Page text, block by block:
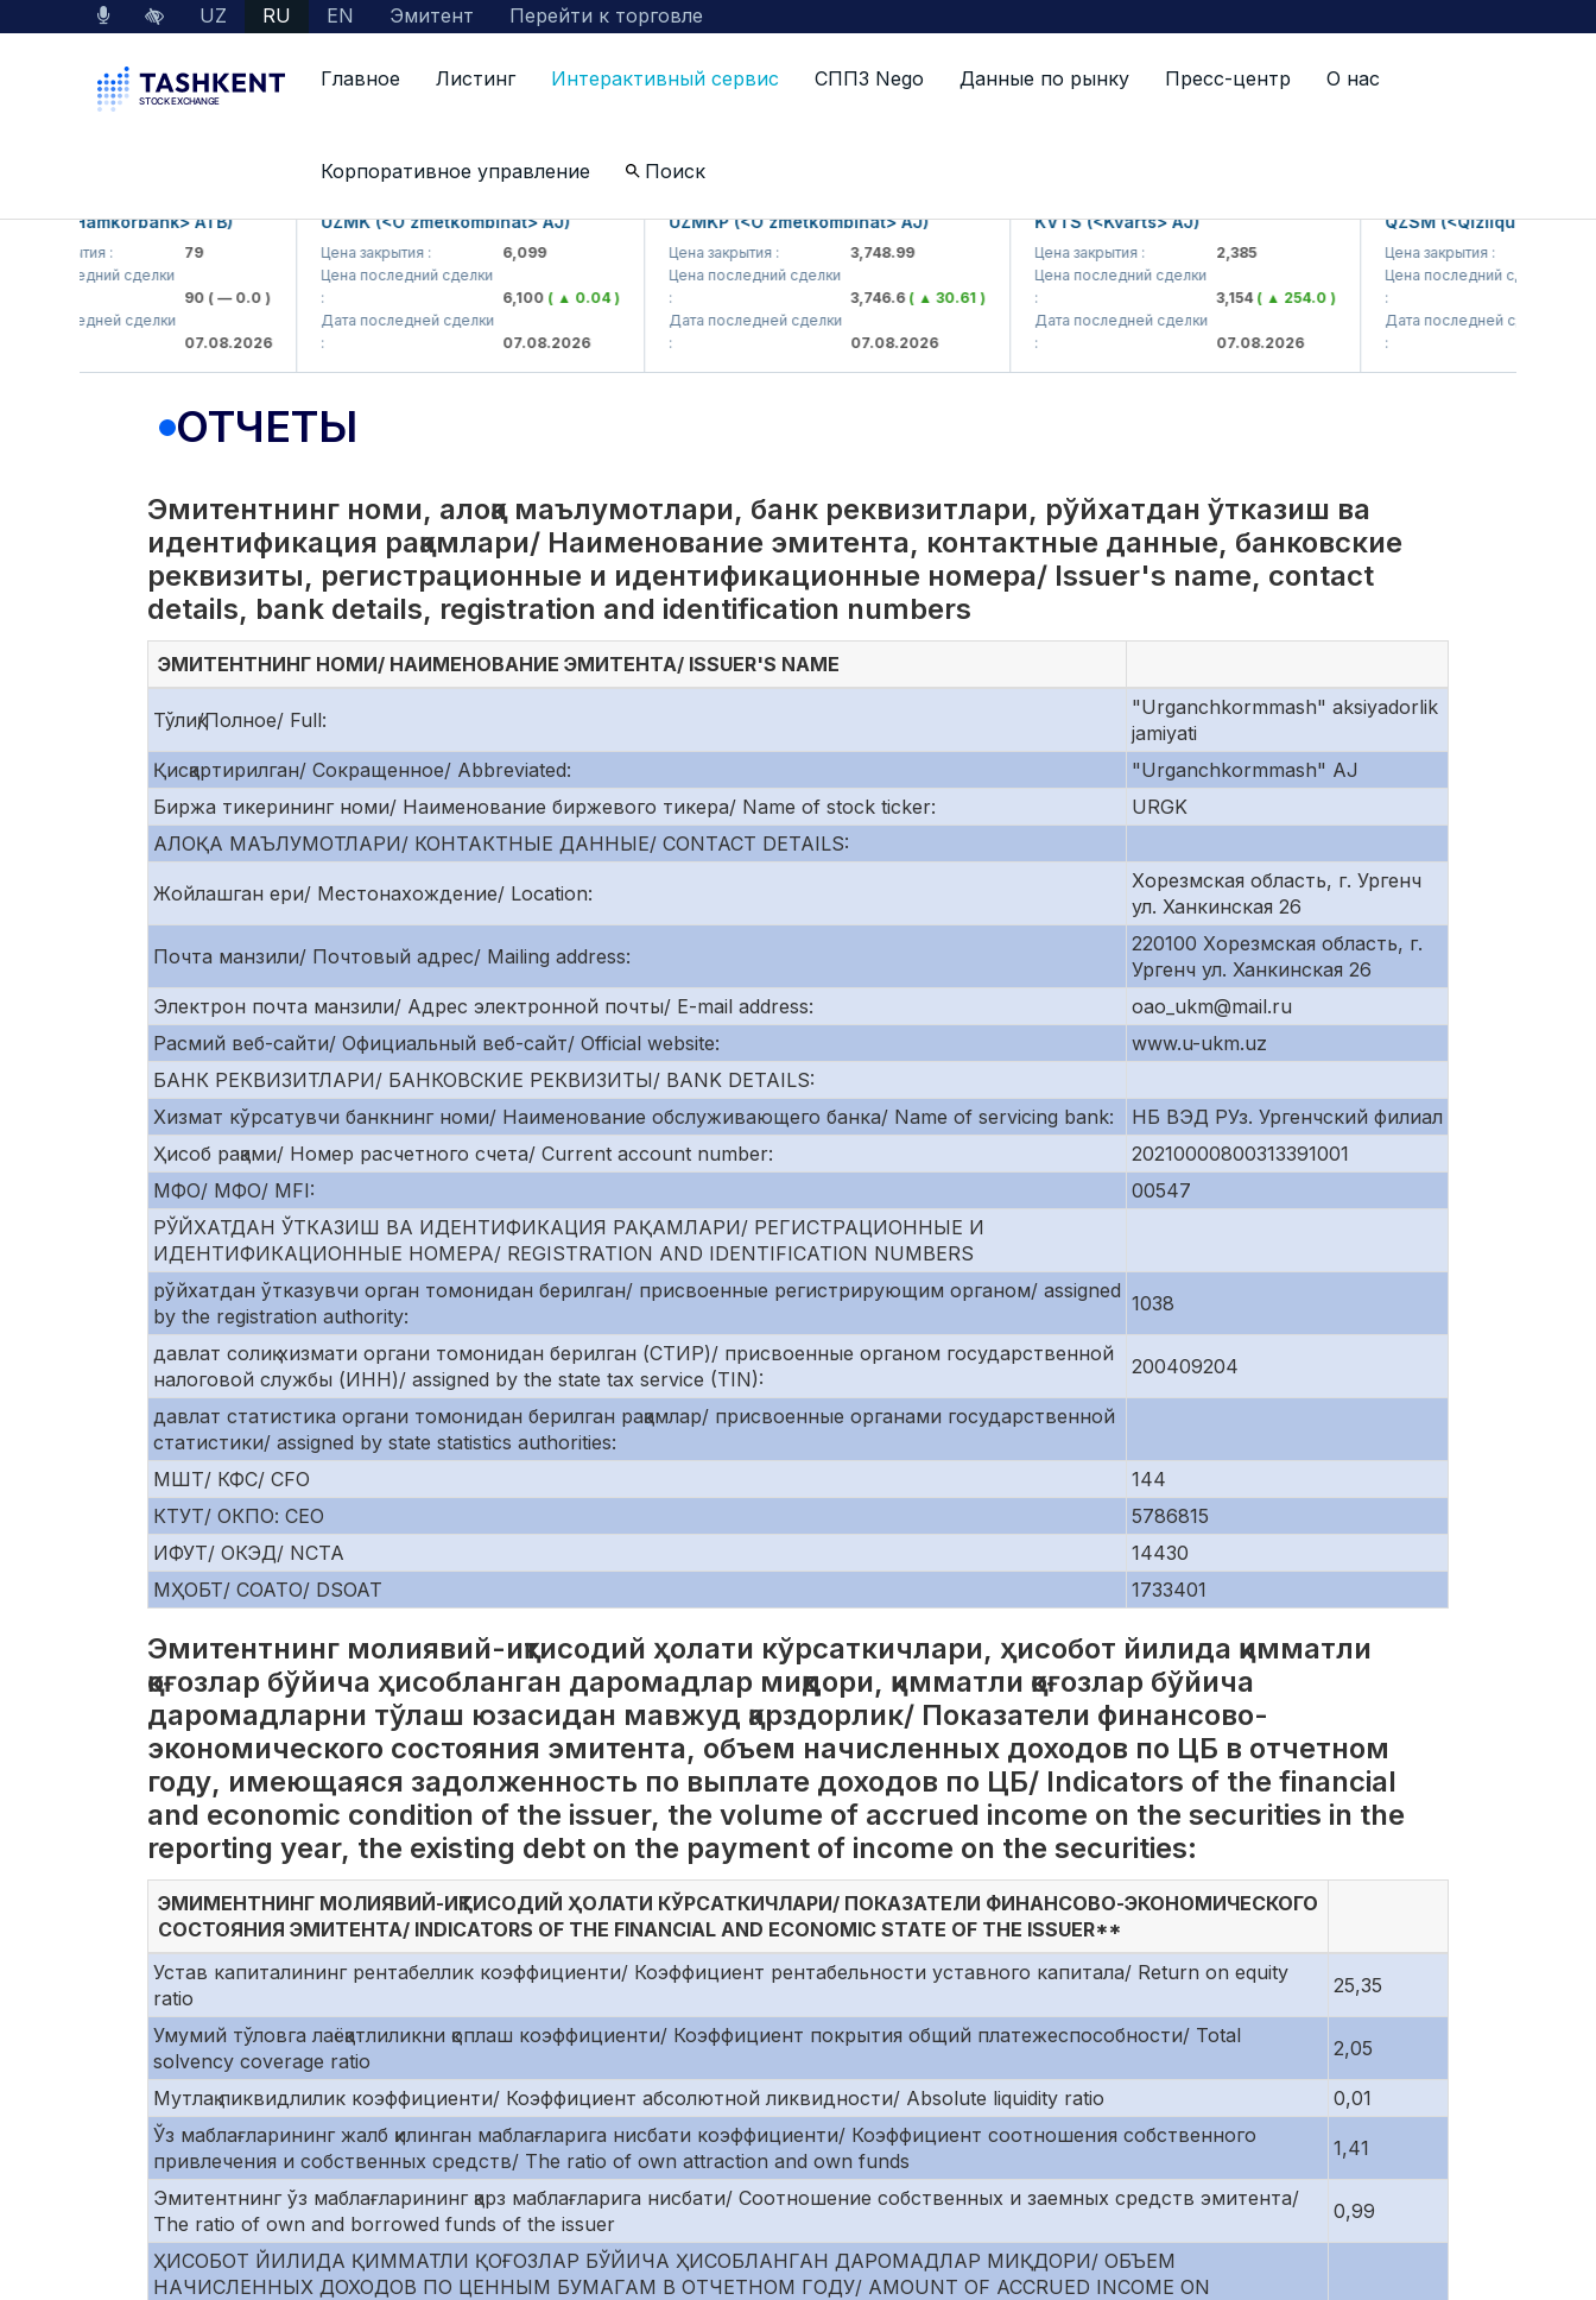
UZ RU EN Эмитент Перейти к торговле
Главное Листинг Интерактивный сервис СППЗ Nego Данные по рынку Пресс-центр О нас
Корпоративное управление Поиск
Раскрытие информации по компаниям включенных в биржевой котировальный список
(<Hamkorbank> ATB)
сделки
( — 0.0 )
сделки
07.08.2026
UZMK (<O'zmetkombinat> AJ)
Цена закрытия :
6,099
Цена последний сделки
6,100( ▲ 0.04 )
Дата последней сделки
07.08.2026
UZMKP (<O'zmetkombinat> AJ)
Цена закрытия :
3,748.99
Цена последний сделки
3,746.6( ▲ 30.61 )
Дата последней сделки
07.08.2026
KVTS (<Kvarts> AJ)
Цена закрытия :
Цена последний сделки
( ▲ 254.0 )
Дата последней сделки
07.08.2026
QZSM (<Qizilqumsement> AJ)
Цена закрытия :
Цена последний сделки
Дата последней сделки
ОТЧЕТЫ
Эмитентнинг номи, алоқа маълумотлари, банк реквизитлари, рўйхатдан ўтказиш ва
идентификация рақамлари/ Наименование эмитента, контактные данные, банковские
реквизиты, регистрационные и идентификационные номера/ Issuer's name, contact
details, bank details, registration and identification numbers
ЭМИТЕНТНИНГ НОМИ/ НАИМЕНОВАНИЕ ЭМИТЕНТА/ ISSUER'S NAME
Тўлиқ/Полное/ Full:
"Urganchkormmash" aksiyadorlik
jamiyati
Қисқартирилган/ Сокращенное/ Abbreviated:
"Urganchkormmash" AJ
Биржа тикерининг номи/ Наименование биржевого тикера/ Name of stock ticker:
URGK
АЛОҚА МАЪЛУМОТЛАРИ/ КОНТАКТНЫЕ ДАННЫЕ/ CONTACT DETAILS:
Жойлашган ери/ Местонахождение/ Location:
Хорезмская область, г. Ургенч
ул. Ханкинская 26
Почта манзили/ Почтовый адрес/ Mailing address:
220100 Хорезмская область, г.
Ургенч ул. Ханкинская 26
Электрон почта манзили/ Адрес электронной почты/ E-mail address:
oao_ukm@mail.ru
Расмий веб-сайти/ Официальный веб-сайт/ Official website:
www.u-ukm.uz
БАНК РЕКВИЗИТЛАРИ/ БАНКОВСКИЕ РЕКВИЗИТЫ/ BANK DETAILS:
Хизмат кўрсатувчи банкнинг номи/ Наименование обслуживающего банка/ Name of servicing bank:
НБ ВЭД РУз. Ургенчский филиал
Ҳисоб рақами/ Номер расчетного счета/ Current account number:
20210000800313391001
МФО/ МФО/ MFI:
00547
РЎЙХАТДАН ЎТКАЗИШ ВА ИДЕНТИФИКАЦИЯ РАҚАМЛАРИ/ РЕГИСТРАЦИОННЫЕ И
ИДЕНТИФИКАЦИОННЫЕ НОМЕРА/ REGISTRATION AND IDENTIFICATION NUMBERS
рўйхатдан ўтказувчи орган томонидан берилган/ присвоенные регистрирующим органом/ assigned
by the registration authority:
1038
давлат солиқ хизмати органи томонидан берилган (СТИР)/ присвоенные органом государственной
налоговой службы (ИНН)/ assigned by the state tax service (TIN):
200409204
давлат статистика органи томонидан берилган рақамлар/ присвоенные органами государственной
статистики/ assigned by state statistics authorities:
МШТ/ КФС/ CFO
144
КТУТ/ ОКПО: CEO
5786815
ИФУТ/ ОКЭД/ NCTA
14430
МҲОБТ/ СОАТО/ DSOAT
1733401
Эмитентнинг молиявий-иқтисодий ҳолати кўрсаткичлари, ҳисобот йилида қимматли
қоғозлар бўйича ҳисобланган даромадлар миқдори, қимматли қоғозлар бўйича
даромадларни тўлаш юзасидан мавжуд қарздорлик/ Показатели финансово-
экономического состояния эмитента, объем начисленных доходов по ЦБ в отчетном
году, имеющаяся задолженность по выплате доходов по ЦБ/ Indicators of the financial
and economic condition of the issuer, the volume of accrued income on the securities in the
reporting year, the existing debt on the payment of income on the securities:
ЭМИМЕНТНИНГ МОЛИЯВИЙ-ИҚТИСОДИЙ ҲОЛАТИ КЎРСАТКИЧЛАРИ/ ПОКАЗАТЕЛИ ФИНАНСОВО-ЭКОНОМИЧЕСКОГО
СОСТОЯНИЯ ЭМИТЕНТА/ INDICATORS OF THE FINANCIAL AND ECONOMIC STATE OF THE ISSUER**
Устав капиталининг рентабеллик коэффициенти/ Коэффициент рентабельности уставного капитала/ Return on equity
ratio
25,35
Умумий тўловга лаёқатлиликни қоплаш коэффициенти/ Коэффициент покрытия общий платежеспособности/ Total
solvency coverage ratio
2,05
Мутлақ ликвидлилик коэффициенти/ Коэффициент абсолютной ликвидности/ Absolute liquidity ratio
0,01
Ўз маблағларининг жалб қилинган маблағларига нисбати коэффициенти/ Коэффициент соотношения собственного
привлечения и собственных средств/ The ratio of own attraction and own funds
1,41
Эмитентнинг ўз маблағларининг қарз маблағларига нисбати/ Соотношение собственных и заемных средств эмитента/
The ratio of own and borrowed funds of the issuer
0,99
ҲИСОБОТ ЙИЛИДА ҚИММАТЛИ ҚОҒОЗЛАР БЎЙИЧА ҲИСОБЛАНГАН ДАРОМАДЛАР МИҚДОРИ/ ОБЪЕМ
НАЧИСЛЕННЫХ ДОХОДОВ ПО ЦЕННЫМ БУМАГАМ В ОТЧЕТНОМ ГОДУ/ AMOUNT OF ACCRUED INCOME ON